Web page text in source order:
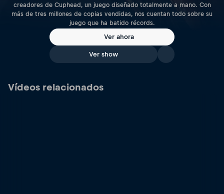
creadores de Cuphead, un juego diseñado totalmente a mano. Con
más de tres millones de copias vendidas, nos cuentan todo sobre su
juego que ha batido récords.
Ver ahora
Ver show
Vídeos relacionados